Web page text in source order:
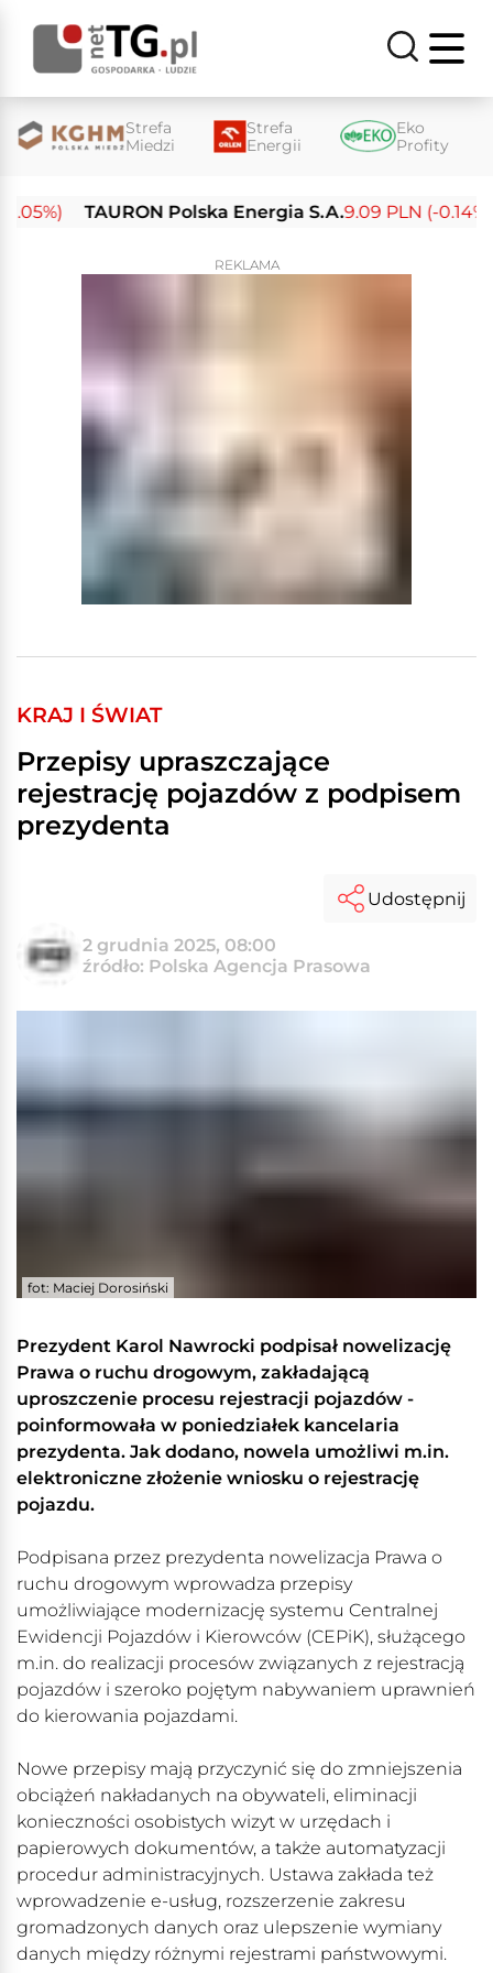
Strefa
Miedzi
Strefa
Energii
Eko
Profity
TAURON Polska Energia S.A.9.09 PLN (-0.14%)
REKLAMA
KRAJ I ŚWIAT
Przepisy upraszczające
rejestrację pojazdów z podpisem
prezydenta
2 grudnia 2025, 08:00
źródło: Polska Agencja Prasowa
Udostępnij
fot: Maciej Dorosiński
Prezydent Karol Nawrocki podpisał nowelizację
Prawa o ruchu drogowym, zakładającą
uproszczenie procesu rejestracji pojazdów -
poinformowała w poniedziałek kancelaria
prezydenta. Jak dodano, nowela umożliwi m.in.
elektroniczne złożenie wniosku o rejestrację
pojazdu.
Podpisana przez prezydenta nowelizacja Prawa o
ruchu drogowym wprowadza przepisy
umożliwiające modernizację systemu Centralnej
Ewidencji Pojazdów i Kierowców (CEPiK), służącego
m.in. do realizacji procesów związanych z rejestracją
pojazdów i szeroko pojętym nabywaniem uprawnień
do kierowania pojazdami.
Nowe przepisy mają przyczynić się do zmniejszenia
obciążeń nakładanych na obywateli, eliminacji
konieczności osobistych wizyt w urzędach i
papierowych dokumentów, a także automatyzacji
procedur administracyjnych. Ustawa zakłada też
wprowadzenie e-usług, rozszerzenie zakresu
gromadzonych danych oraz ulepszenie wymiany
danych między różnymi rejestrami państwowymi.